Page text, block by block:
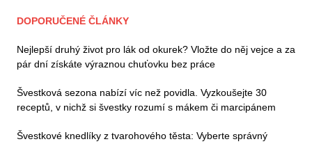
DOPORUČENÉ ČLÁNKY
Nejlepší druhý život pro lák od okurek? Vložte do něj vejce a za
pár dní získáte výraznou chuťovku bez práce
Švestková sezona nabízí víc než povidla. Vyzkoušejte 30
receptů, v nichž si švestky rozumí s mákem či marcipánem
Švestkové knedlíky z tvarohového těsta: Vyberte správný